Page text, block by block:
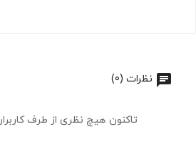
نظرات (0)
تاکنون هیچ نظری از طرف